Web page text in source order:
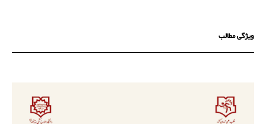
ویژگی مطالب